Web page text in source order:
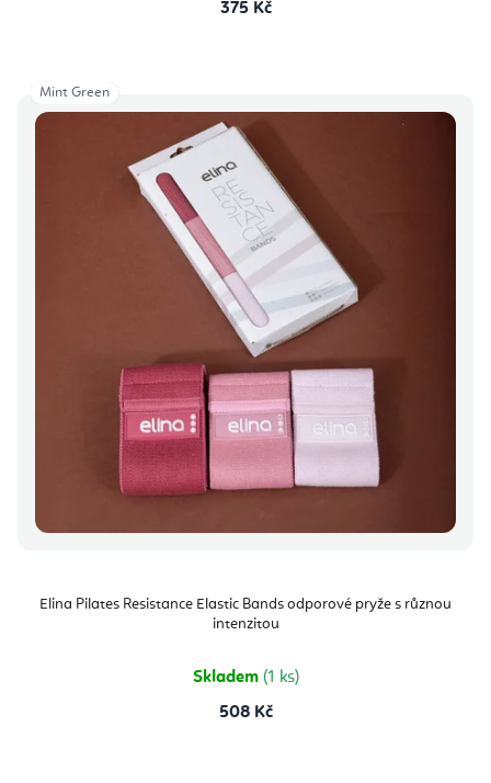
375 Kč
Elina Pilates Resistance Elastic Bands odporové pryže s různou
intenzitou
Skladem (1 ks)
508 Kč
Mint Green